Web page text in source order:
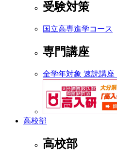
受験対策
国立高専進学コース
専門講座
全学年対象 速読講座
高校部
高校部